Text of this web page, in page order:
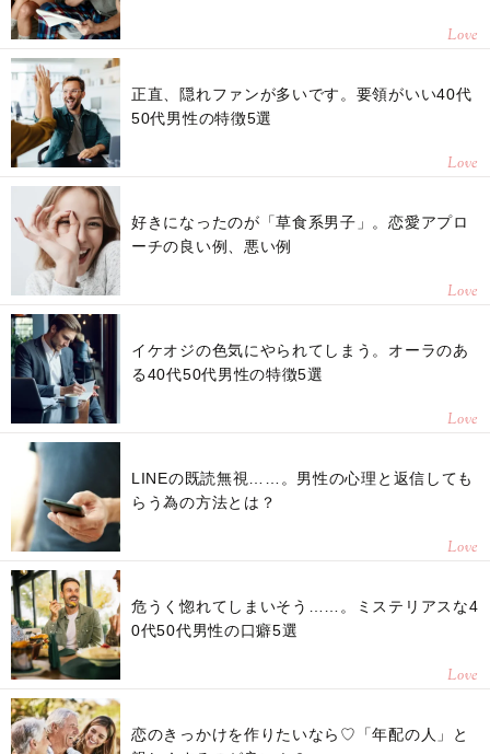
Love
正直、隠れファンが多いです。要領がいい40代
50代男性の特徴5選
Love
好きになったのが「草食系男子」。恋愛アプロ
ーチの良い例、悪い例
Love
イケオジの色気にやられてしまう。オーラのあ
る40代50代男性の特徴5選
Love
LINEの既読無視……。男性の心理と返信しても
らう為の方法とは？
Love
危うく惚れてしまいそう……。ミステリアスな4
0代50代男性の口癖5選
Love
恋のきっかけを作りたいなら♡「年配の人」と